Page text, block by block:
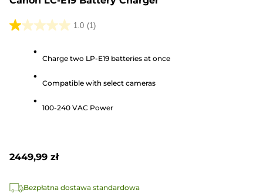
1.0 (1)
1.0
gwiazdek.
Recenzja
Charge two LP-E19 batteries at once
Compatible with select cameras
100-240 VAC Power
2449,99 zł
Bezpłatna dostawa standardowa